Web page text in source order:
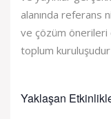
alanında referans
ve çözüm önerileri
toplum kuruluşudur
Yaklaşan